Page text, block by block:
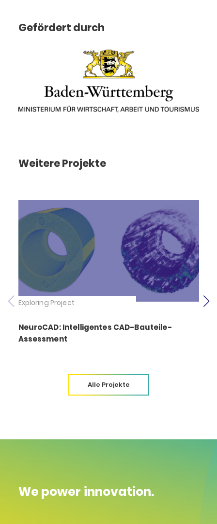
Gefördert durch
Weitere Projekte
Exploring Project
NeuroCAD: Intelligentes CAD-Bauteile-
Assessment
Alle Projekte
We power innovation.